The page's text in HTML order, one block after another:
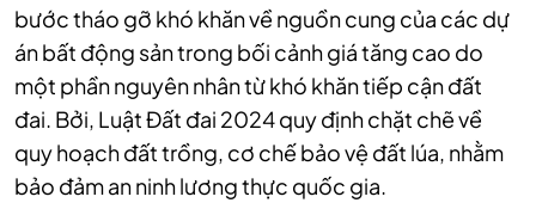
bước tháo gỡ khó khăn về nguồn cung của các dự
án bất động sản trong bối cảnh giá tăng cao do
một phần nguyên nhân từ khó khăn tiếp cận đất
đai. Bởi, Luật Đất đai 2024 quy định chặt chẽ về
quy hoạch đất trồng, cơ chế bảo vệ đất lúa, nhằm
bảo đảm an ninh lương thực quốc gia.